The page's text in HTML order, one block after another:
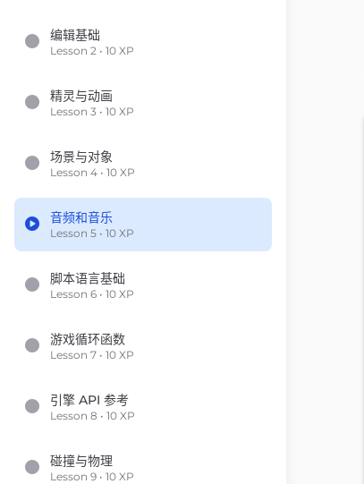
编辑基础
Lesson 2 • 10 XP
精灵与动画
Lesson 3 • 10 XP
场景与对象
Lesson 4 • 10 XP
音频和音乐
Lesson 5 • 10 XP
脚本语言基础
Lesson 6 • 10 XP
游戏循环函数
Lesson 7 • 10 XP
引擎 API 参考
Lesson 8 • 10 XP
碰撞与物理
Lesson 9 • 10 XP